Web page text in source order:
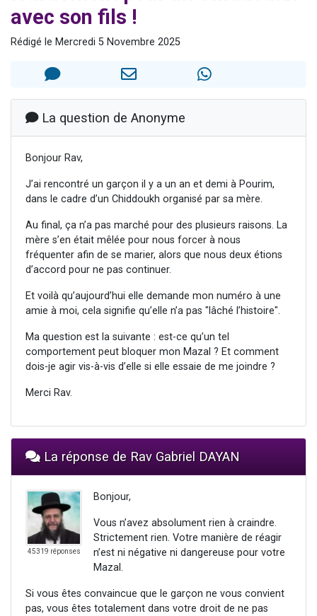
Dovan vient de donner son Maasser
Malgorzata vient de donner son Maasser
3 personnes viennent de nous rejoindre sur WhatsApp
avec son fils !
Rédigé le Mercredi 5 Novembre 2025
La question de Anonyme
Bonjour Rav,
J’ai rencontré un garçon il y a un an et demi à Pourim,
dans le cadre d’un Chiddoukh organisé par sa mère.
Au final, ça n’a pas marché pour des plusieurs raisons. La
mère s’en était mêlée pour nous forcer à nous
fréquenter afin de se marier, alors que nous deux étions
d’accord pour ne pas continuer.
Et voilà qu’aujourd’hui elle demande mon numéro à une
amie à moi, cela signifie qu’elle n’a pas "lâché l’histoire".
Ma question est la suivante : est-ce qu’un tel
comportement peut bloquer mon Mazal ? Et comment
dois-je agir vis-à-vis d’elle si elle essaie de me joindre ?
Merci Rav.
La réponse de Rav Gabriel DAYAN
45319 réponses
Bonjour,
Vous n’avez absolument rien à craindre.
Strictement rien. Votre manière de réagir
n’est ni négative ni dangereuse pour votre
Mazal.
Si vous êtes convaincue que le garçon ne vous convient
pas, vous êtes totalement dans votre droit de ne pas